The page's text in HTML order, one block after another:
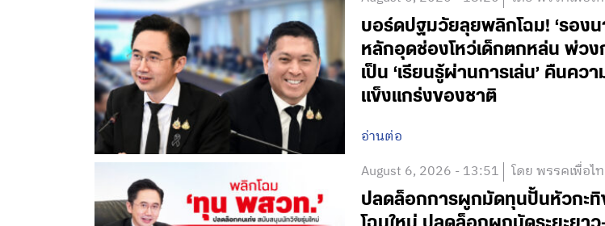
บอร์ดปฐมวัยลุยพลิกโฉม! ‘รอง
หลักอุดช่องโหว่เด็กตกหล่น พ่วง
เป็น ‘เรียนรู้ผ่านการเล่น’ คืน
แข็งแกร่งของชาติ
อ่านต่อ
August 6, 2026 - 13:51 โดย พรรคเพื่อไ
ปลดล็อกการผูกมัดทุนปั้นหัวกะทิ